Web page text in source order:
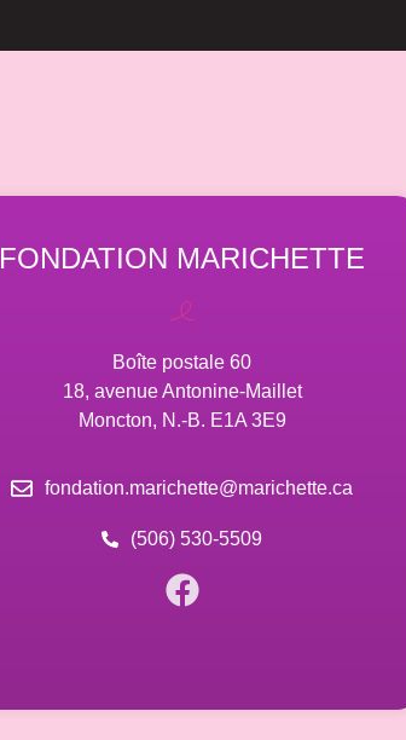
FONDATION MARICHETTE
Boîte postale 60
18, avenue Antonine-Maillet
Moncton, N.-B. E1A 3E9
fondation.marichette@marichette.ca
(506) 530-5509